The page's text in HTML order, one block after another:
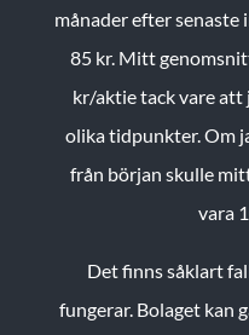
månader efter
85 kr. Mitt
kr/aktie tack vare att
olika tidpunkter. Om
från början skulle
vara
Det finns såklart
fungerar. Bolaget kan